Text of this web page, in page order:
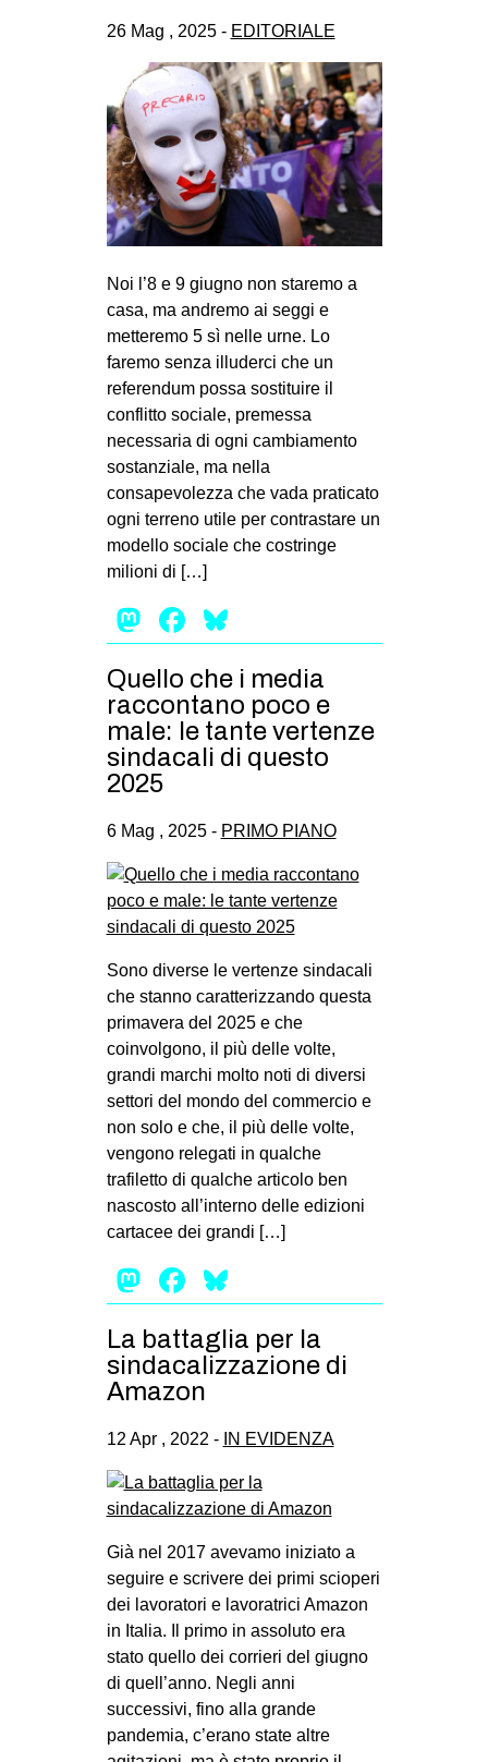
bsky
ms
SEARCH
26 Mag , 2025 - EDITORIALE
Noi l’8 e 9 giugno non staremo a
casa, ma andremo ai seggi e
metteremo 5 sì nelle urne. Lo
faremo senza illuderci che un
referendum possa sostituire il
conflitto sociale, premessa
necessaria di ogni cambiamento
sostanziale, ma nella
consapevolezza che vada praticato
ogni terreno utile per contrastare un
modello sociale che costringe
milioni di […]
Mastodon
Facebook
Quello che i media
raccontano poco e
male: le tante vertenze
sindacali di questo
2025
6 Mag , 2025 - PRIMO PIANO
Sono diverse le vertenze sindacali
che stanno caratterizzando questa
primavera del 2025 e che
coinvolgono, il più delle volte,
grandi marchi molto noti di diversi
settori del mondo del commercio e
non solo e che, il più delle volte,
vengono relegati in qualche
trafiletto di qualche articolo ben
nascosto all’interno delle edizioni
cartacee dei grandi […]
Mastodon
Facebook
La battaglia per la
sindacalizzazione di
Amazon
12 Apr , 2022 - IN EVIDENZA
Già nel 2017 avevamo iniziato a
seguire e scrivere dei primi scioperi
dei lavoratori e lavoratrici Amazon
in Italia. Il primo in assoluto era
stato quello dei corrieri del giugno
di quell’anno. Negli anni
successivi, fino alla grande
pandemia, c’erano state altre